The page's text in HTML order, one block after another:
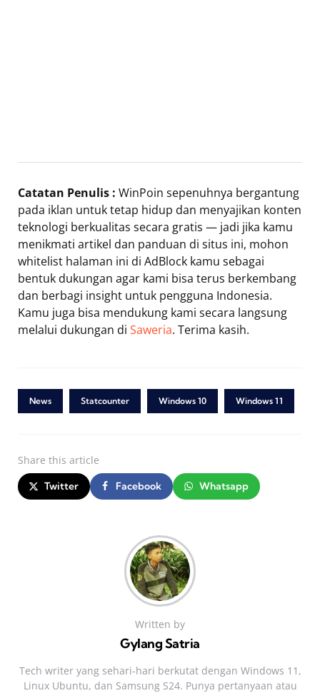
Catatan Penulis : WinPoin sepenuhnya bergantung
pada iklan untuk tetap hidup dan menyajikan konten
teknologi berkualitas secara gratis — jadi jika kamu
menikmati artikel dan panduan di situs ini, mohon
whitelist halaman ini di AdBlock kamu sebagai
bentuk dukungan agar kami bisa terus berkembang
dan berbagi insight untuk pengguna Indonesia.
Kamu juga bisa mendukung kami secara langsung
melalui dukungan di Saweria. Terima kasih.
News Statcounter Windows 10 Windows 11
Share this article
Twitter Facebook Whatsapp
Written by
Gylang Satria
Tech writer yang sehari‑hari berkutat dengan Windows 11,
Linux Ubuntu, dan Samsung S24. Punya pertanyaan atau